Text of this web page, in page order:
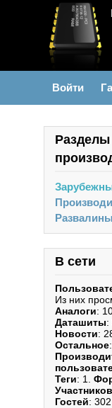
Войти
Разделы
В сети
Из них
Аналоги:
Даташиты:
Новости:
Остальное
Теги: 1.
Участников
Гостей: 302